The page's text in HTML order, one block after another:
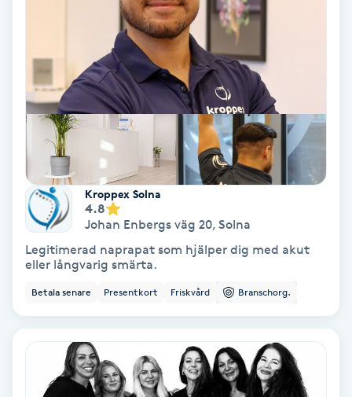
Tuina-massage
Taktil massage
Tandblekning
Tandläkare
Tatuering
Thaimassage
Kroppex Solna
4.8
Johan Enbergs väg 20, Solna
Legitimerad naprapat som hjälper dig med akut
eller långvarig smärta.
Betala senare Presentkort Friskvård Branschorg.